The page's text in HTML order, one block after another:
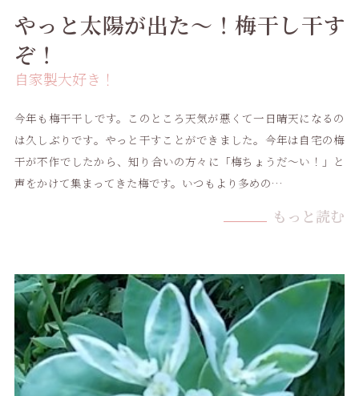
やっと太陽が出た〜！梅干し干す
ぞ！
自家製大好き！
今年も梅干干しです。このところ天気が悪くて一日晴天になるの
は久しぶりです。やっと干すことができました。今年は自宅の梅
干が不作でしたから、知り合いの方々に「梅ちょうだ〜い！」と
声をかけて集まってきた梅です。いつもより多めの…
もっと読む